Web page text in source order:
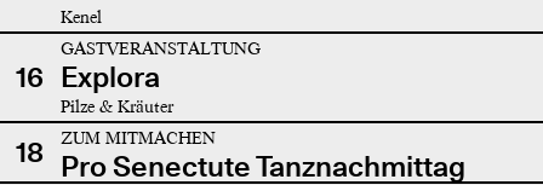
Kenel
16
GASTVERANSTALTUNG
Explora
Pilze & Kräuter
18 ZUM MITMACHEN
Pro Senectute Tanznachmittag